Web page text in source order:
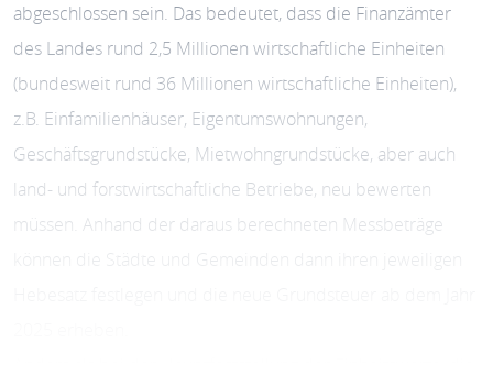
abgeschlossen sein. Das bedeutet, dass die Finanzämter
des Landes rund 2,5 Millionen wirtschaftliche Einheiten
(bundesweit rund 36 Millionen wirtschaftliche Einheiten),
z.B. Einfamilienhäuser, Eigentumswohnungen,
Geschäftsgrundstücke, Mietwohngrundstücke, aber auch
land- und forstwirtschaftliche Betriebe, neu bewerten
müssen. Anhand der daraus berechneten Messbeträge